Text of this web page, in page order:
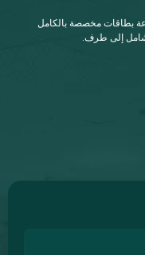
مخصصة بالكامل
طرف.